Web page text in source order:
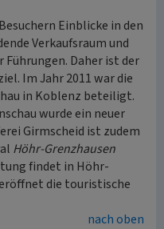
Einblicke in den
Verkaufsraum und
Daher ist der
Im Jahr 2011 war die
in Koblenz beteiligt.
wurde ein neuer
Girmscheid ist zudem
Höhr-Grenzhausen
findet in Höhr-
die touristische
nach oben